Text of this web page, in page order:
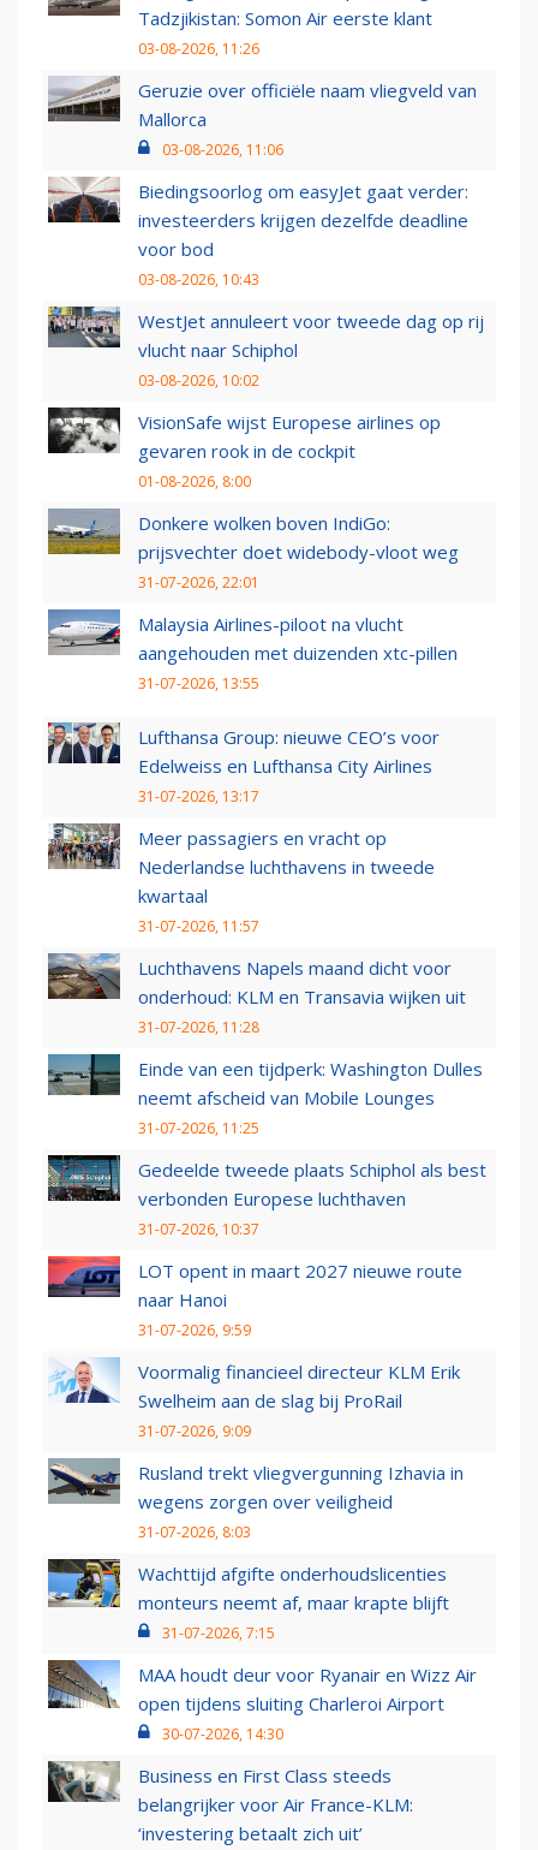
Tadzjikistan: Somon Air eerste klant
03-08-2026, 11:26
Geruzie over officiële naam vliegveld van
Mallorca
03-08-2026, 11:06
Biedingsoorlog om easyJet gaat verder:
investeerders krijgen dezelfde deadline
voor bod
03-08-2026, 10:43
WestJet annuleert voor tweede dag op rij
vlucht naar Schiphol
03-08-2026, 10:02
VisionSafe wijst Europese airlines op
gevaren rook in de cockpit
01-08-2026, 8:00
Donkere wolken boven IndiGo:
prijsvechter doet widebody-vloot weg
31-07-2026, 22:01
Malaysia Airlines-piloot na vlucht
aangehouden met duizenden xtc-pillen
31-07-2026, 13:55
Lufthansa Group: nieuwe CEO’s voor
Edelweiss en Lufthansa City Airlines
31-07-2026, 13:17
Meer passagiers en vracht op
Nederlandse luchthavens in tweede
kwartaal
31-07-2026, 11:57
Luchthavens Napels maand dicht voor
onderhoud: KLM en Transavia wijken uit
31-07-2026, 11:28
Einde van een tijdperk: Washington Dulles
neemt afscheid van Mobile Lounges
31-07-2026, 11:25
Gedeelde tweede plaats Schiphol als best
verbonden Europese luchthaven
31-07-2026, 10:37
LOT opent in maart 2027 nieuwe route
naar Hanoi
31-07-2026, 9:59
Voormalig financieel directeur KLM Erik
Swelheim aan de slag bij ProRail
31-07-2026, 9:09
Rusland trekt vliegvergunning Izhavia in
wegens zorgen over veiligheid
31-07-2026, 8:03
Wachttijd afgifte onderhoudslicenties
monteurs neemt af, maar krapte blijft
31-07-2026, 7:15
MAA houdt deur voor Ryanair en Wizz Air
open tijdens sluiting Charleroi Airport
30-07-2026, 14:30
Business en First Class steeds
belangrijker voor Air France-KLM:
‘investering betaalt zich uit’